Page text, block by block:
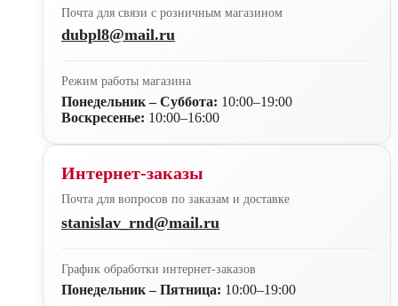
Почта для связи с розничным магазином
dubpl8@mail.ru
Режим работы магазина
Понедельник – Суббота: 10:00–19:00
Воскресенье: 10:00–16:00
Интернет-заказы
Почта для вопросов по заказам и доставке
stanislav_rnd@mail.ru
График обработки интернет-заказов
Понедельник – Пятница: 10:00–19:00